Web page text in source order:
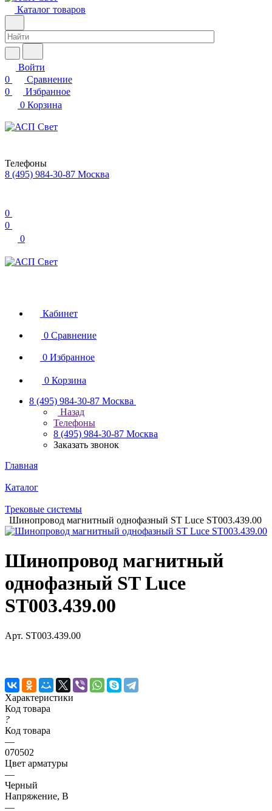
Каталог товаров
Войти
0
Сравнение
0
Избранное
0 Корзина
Телефоны
8 (495) 984-30-87 Москва
0
0
0
Кабинет
0 Сравнение
0 Избранное
0 Корзина
8 (495) 984-30-87 Москва
Назад
Телефоны
8 (495) 984-30-87 Москва
Заказать звонок
Главная
Каталог
Трековые системы
Шинопровод магнитный однофазный ST Luce ST003.439.00
Шинопровод магнитный
однофазный ST Luce
ST003.439.00
Арт. ST003.439.00
Характеристики
Код товара
?
Код товара
—
070502
Цвет арматуры
—
Черный
Напряжение, В
—